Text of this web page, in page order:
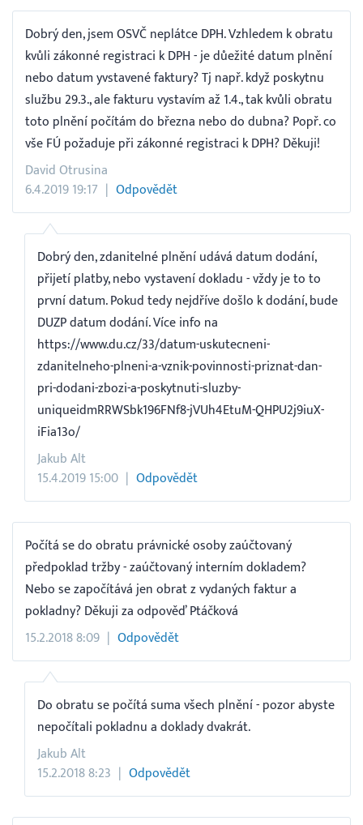
Dobrý den, jsem OSVČ neplátce DPH. Vzhledem k obratu
kvůli zákonné registraci k DPH - je důežité datum plnění
nebo datum yvstavené faktury? Tj např. když poskytnu
službu 29.3., ale fakturu vystavím až 1.4., tak kvůli obratu
toto plnění počítám do března nebo do dubna? Popř. co
vše FÚ požaduje při zákonné registraci k DPH? Děkuji!
David Otrusina
6.4.2019 19:17
Odpovědět
Dobrý den, zdanitelné plnění udává datum dodání,
přijetí platby, nebo vystavení dokladu - vždy je to to
první datum. Pokud tedy nejdříve došlo k dodání, bude
DUZP datum dodání. Více info na
https://www.du.cz/33/datum-uskutecneni-
zdanitelneho-plneni-a-vznik-povinnosti-priznat-dan-
pri-dodani-zbozi-a-poskytnuti-sluzby-
uniqueidmRRWSbk196FNf8-jVUh4EtuM-QHPU2j9iuX-
iFia13o/
Jakub Alt
15.4.2019 15:00
Odpovědět
Počítá se do obratu právnické osoby zaúčtovaný
předpoklad tržby - zaúčtovaný interním dokladem?
Nebo se započítává jen obrat z vydaných faktur a
pokladny? Děkuji za odpověď Ptáčková
15.2.2018 8:09
Odpovědět
Do obratu se počítá suma všech plnění - pozor abyste
nepočítali pokladnu a doklady dvakrát.
Jakub Alt
15.2.2018 8:23
Odpovědět